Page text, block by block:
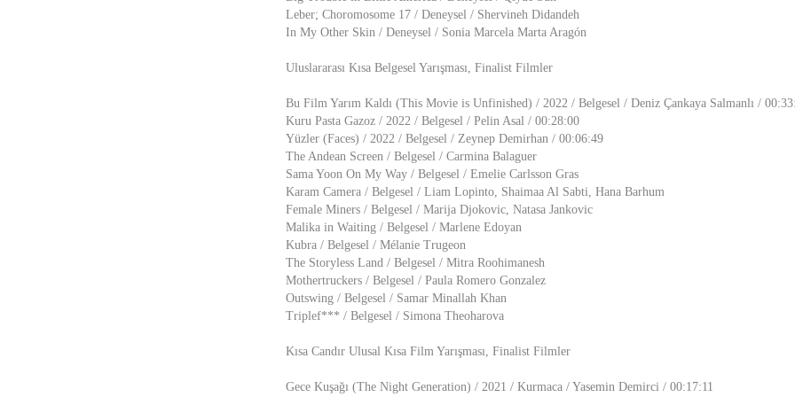
Leber; Choromosome 17 / Deneysel / Shervineh Didandeh
In My Other Skin / Deneysel / Sonia Marcela Marta Aragón
Uluslararası Kısa Belgesel Yarışması, Finalist Filmler
Bu Film Yarım Kaldı (This Movie is Unfinished) / 2022 / Belgesel / Deniz Çankaya Salmanlı /
Kuru Pasta Gazoz / 2022 / Belgesel / Pelin Asal / 00:28:00
Yüzler (Faces) / 2022 / Belgesel / Zeynep Demirhan / 00:06:49
The Andean Screen / Belgesel / Carmina Balaguer
Sama Yoon On My Way / Belgesel / Emelie Carlsson Gras
Karam Camera / Belgesel / Liam Lopinto, Shaimaa Al Sabti, Hana Barhum
Female Miners / Belgesel / Marija Djokovic, Natasa Jankovic
Malika in Waiting / Belgesel / Marlene Edoyan
Kubra / Belgesel / Mélanie Trugeon
The Storyless Land / Belgesel / Mitra Roohimanesh
Mothertruckers / Belgesel / Paula Romero Gonzalez
Outswing / Belgesel / Samar Minallah Khan
Triplef*** / Belgesel / Simona Theoharova
Kısa Candır Ulusal Kısa Film Yarışması, Finalist Filmler
Gece Kuşağı (The Night Generation) / 2021 / Kurmaca / Yasemin Demirci / 00:17:11